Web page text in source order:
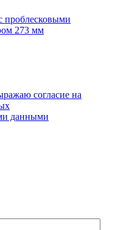
проблесковыми
273 мм
согласие на
данными